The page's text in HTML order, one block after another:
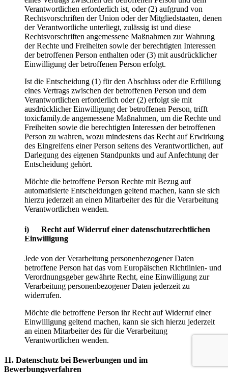
Verantwortlichen erforderlich ist, oder (2) aufgrund von
Rechtsvorschriften der Union oder der Mitgliedstaaten, denen
der Verantwortliche unterliegt, zulässig ist und diese
Rechtsvorschriften angemessene Maßnahmen zur Wahrung
der Rechte und Freiheiten sowie der berechtigten Interessen
der betroffenen Person enthalten oder (3) mit ausdrücklicher
Einwilligung der betroffenen Person erfolgt.
Ist die Entscheidung (1) für den Abschluss oder die Erfüllung
eines Vertrags zwischen der betroffenen Person und dem
Verantwortlichen erforderlich oder (2) erfolgt sie mit
ausdrücklicher Einwilligung der betroffenen Person, trifft
toxicfamily.de angemessene Maßnahmen, um die Rechte und
Freiheiten sowie die berechtigten Interessen der betroffenen
Person zu wahren, wozu mindestens das Recht auf Erwirkung
des Eingreifens einer Person seitens des Verantwortlichen, auf
Darlegung des eigenen Standpunkts und auf Anfechtung der
Entscheidung gehört.
Möchte die betroffene Person Rechte mit Bezug auf
automatisierte Entscheidungen geltend machen, kann sie sich
hierzu jederzeit an einen Mitarbeiter des für die Verarbeitung
Verantwortlichen wenden.
i) Recht auf Widerruf einer datenschutzrechtlichen
Einwilligung
Jede von der Verarbeitung personenbezogener Daten
betroffene Person hat das vom Europäischen Richtlinien- und
Verordnungsgeber gewährte Recht, eine Einwilligung zur
Verarbeitung personenbezogener Daten jederzeit zu
widerrufen.
Möchte die betroffene Person ihr Recht auf Widerruf einer
Einwilligung geltend machen, kann sie sich hierzu jederzeit
an einen Mitarbeiter des für die Verarbeitung
Verantwortlichen wenden.
11. Datenschutz bei Bewerbungen und im
Bewerbungsverfahren